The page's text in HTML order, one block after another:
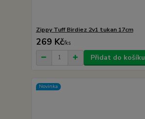
Zippy Tuff Birdiez 2v1 tukan 17cm
269 Kč/ks
Přidat do košíku
Novinka